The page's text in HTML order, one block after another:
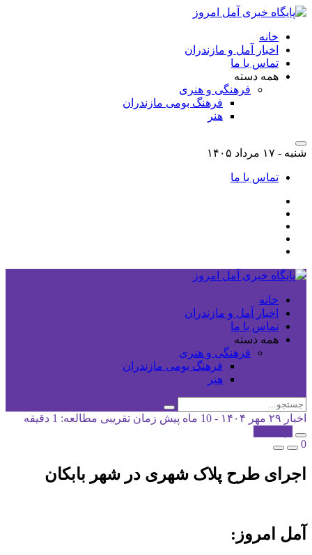
خانه
اخبار آمل و مازندران
تماس با ما
همه دسته
فرهنگی و هنری
فرهنگ بومی مازندران
هنر
شنبه - ۱۷ مرداد ۱۴۰۵
تماس با ما
خانه
اخبار آمل و مازندران
تماس با ما
همه دسته
فرهنگی و هنری
فرهنگ بومی مازندران
هنر
اخبار ۲۹ مهر ۱۴۰۴ - 10 ماه پیش
زمان تقریبی مطالعه: 1 دقیقه
0
اجرای طرح پلاک شهری در شهر بابکان
آمل امروز: